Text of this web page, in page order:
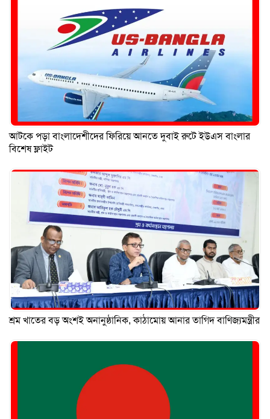
আটকে পড়া বাংলাদেশীদের ফিরিয়ে আনতে দুবাই রুটে ইউএস বাংলার
বিশেষ ফ্লাইট
শ্রম খাতের বড় অংশই অনানুষ্ঠানিক, কাঠামোয় আনার তাগিদ বাণিজ্যমন্ত্রীর